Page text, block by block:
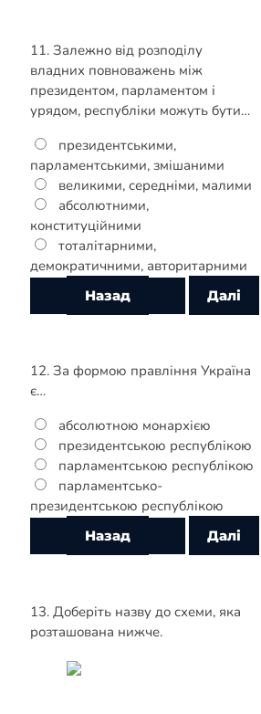
11. Залежно від розподілу
владних повноважень між
президентом, парламентом і
урядом, республіки можуть бути…
президентськими,
парламентськими, змішаними
великими, середніми, малими
абсолютними,
конституційними
тоталітарними,
демократичними, авторитарними
12. За формою правління Україна
є…
абсолютною монархією
президентською республікою
парламентською республікою
парламентсько-
президентською республікою
13. Доберіть назву до схеми, яка
розташована нижче.